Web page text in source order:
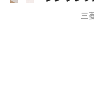
ッグを組
三